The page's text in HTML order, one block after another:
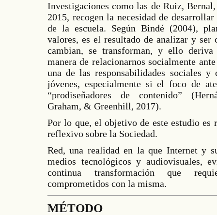
Investigaciones como las de Ruiz,
2015, recogen la necesidad de
de la escuela. Según Bindé (2004),
valores, es el resultado de analizar y ser
cambian, se transforman, y ello
manera de relacionarnos socialmente
una de las responsabilidades sociales
jóvenes, especialmente si el foco de
“prodiseñadores de contenido”
Graham, & Greenhill, 2017).
Por lo que, el objetivo de este estudio es
reflexivo sobre la Sociedad.
Red, una realidad en la que Internet y
medios tecnológicos y audiovisuales,
continua transformación que
comprometidos con la misma.
MÉTODO